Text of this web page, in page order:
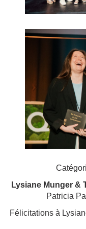
Lysiane Munger &
Patricia
Félicitations à